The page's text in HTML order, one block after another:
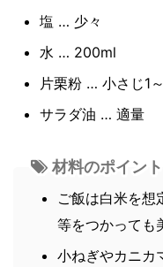
塩 … 少々
水 … 200ml
片栗粉 … 小さじ1
サラダ油 … 適量
材料のポイント
ご飯は白米を想
等をつかっても
小ねぎやカニカ